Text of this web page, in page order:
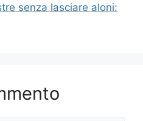
senza lasciare aloni: